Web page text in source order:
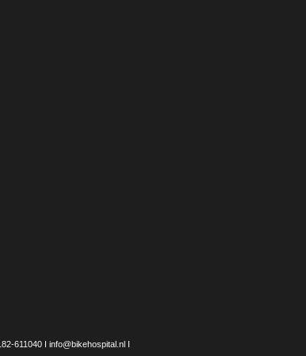
611040 I info@bikehospital.nl I